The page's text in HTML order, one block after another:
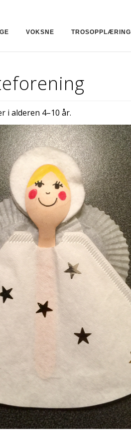
VOKSNE TROSOPPLÆRING
i alderen 4–10 år.